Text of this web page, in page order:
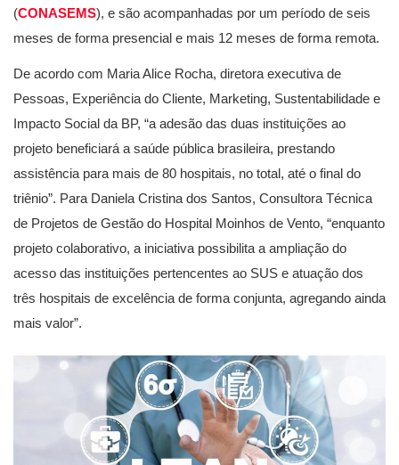
(CONASEMS), e são acompanhadas por um período de seis
meses de forma presencial e mais 12 meses de forma remota.
De acordo com Maria Alice Rocha, diretora executiva de
Pessoas, Experiência do Cliente, Marketing, Sustentabilidade e
Impacto Social da BP, “a adesão das duas instituições ao
projeto beneficiará a saúde pública brasileira, prestando
assistência para mais de 80 hospitais, no total, até o final do
triênio”. Para Daniela Cristina dos Santos, Consultora Técnica
de Projetos de Gestão do Hospital Moinhos de Vento, “enquanto
projeto colaborativo, a iniciativa possibilita a ampliação do
acesso das instituições pertencentes ao SUS e atuação dos
três hospitais de excelência de forma conjunta, agregando ainda
mais valor”.